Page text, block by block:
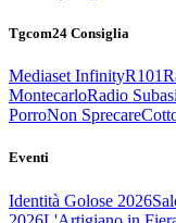
Tgcom24 Consiglia
Mediaset InfinityR101
MontecarloRadio
PorroNon Sprecare
Eventi
Identità Golose 2026